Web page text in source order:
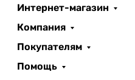
Сечение
проводника по
Интернет-магазин
Компания
Покупателям
Помощь